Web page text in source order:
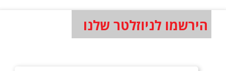
הירשמו לניוזלטר שלנו